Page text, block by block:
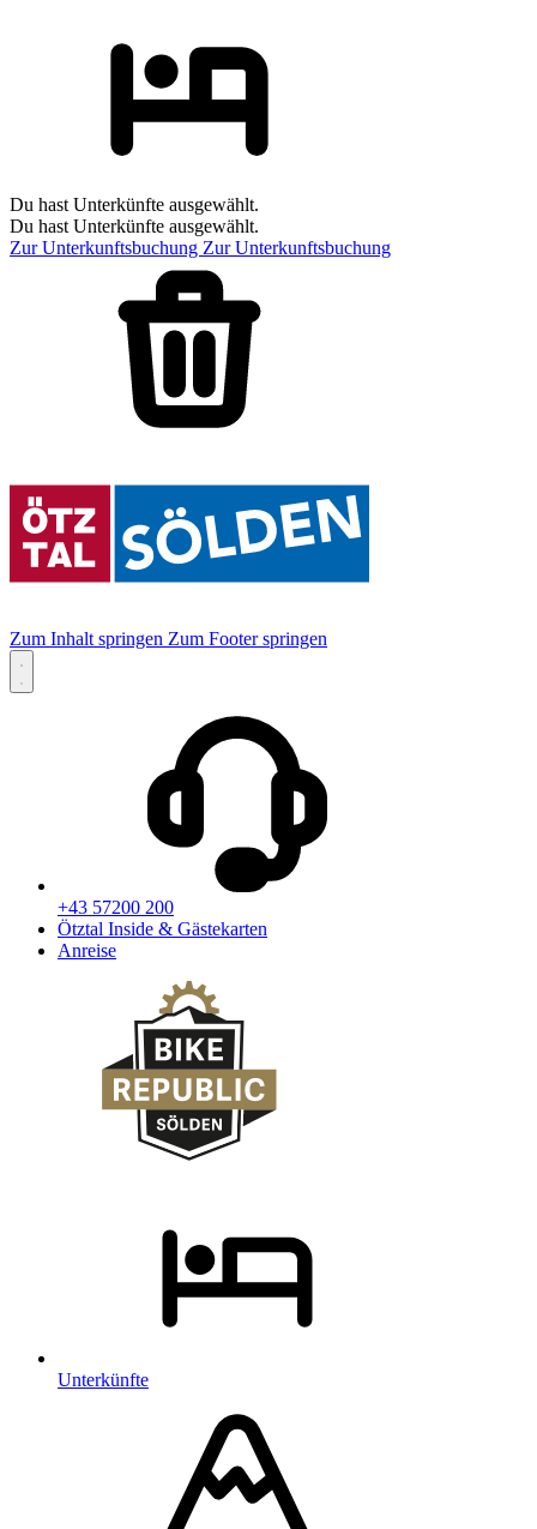
Du hast Unterkünfte ausgewählt.
Du hast Unterkünfte ausgewählt.
Zur Unterkunftsbuchung Zur Unterkunftsbuchung
Zum Inhalt springen Zum Footer springen
+43 57200 200
Ötztal Inside & Gästekarten
Anreise
Unterkünfte